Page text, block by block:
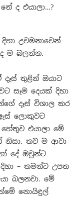
ද එයාලා…?
උවමනාවෙන්
ම බලන්න.
තුළින් ඔයාට
සෑම දෙයක් දිහා
දෑස් විශාල කර
ලොකුවට
එයාලා මේ
තව ම ආවා
දේ ඔවුන්ට
– තමන්ට උපත
බලනවා. මේ
නොයිඳුල්